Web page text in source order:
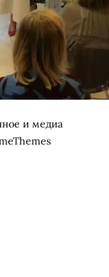
и медиа